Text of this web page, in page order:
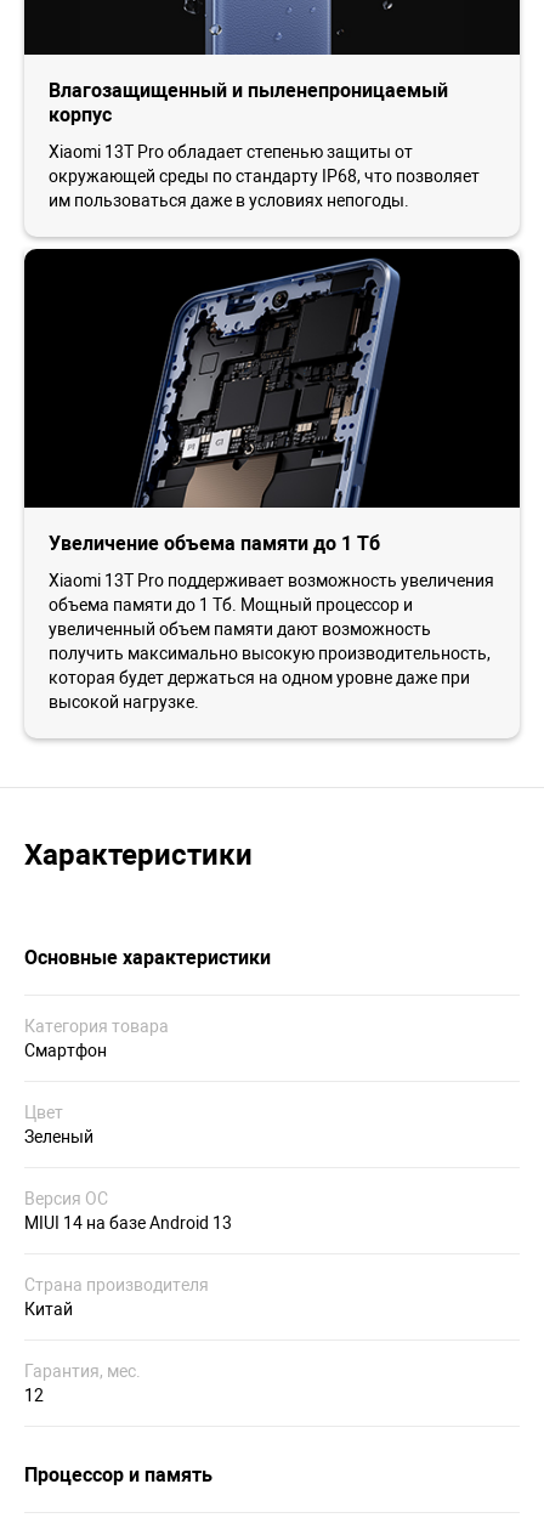
Влагозащищенный и пыленепроницаемый
корпус
Xiaomi 13T Pro обладает степенью защиты от
окружающей среды по стандарту IP68, что позволяет
им пользоваться даже в условиях непогоды.
Увеличение объема памяти до 1 Тб
Xiaomi 13T Pro поддерживает возможность увеличения
объема памяти до 1 Тб. Мощный процессор и
увеличенный объем памяти дают возможность
получить максимально высокую производительность,
которая будет держаться на одном уровне даже при
высокой нагрузке.
Характеристики
Основные характеристики
Категория товара
Смартфон
Цвет
Зеленый
Версия ОС
MIUI 14 на базе Android 13
Страна производителя
Китай
Гарантия, мес.
12
Процессор и память